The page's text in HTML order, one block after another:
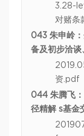
3.28-
对赌条
043 朱申岭
备及初步洽谈
资.pdf
044 朱腾飞
径精解 s基金